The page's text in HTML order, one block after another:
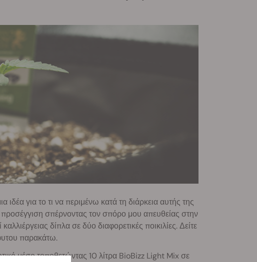
για το τι να περιμένω κατά τη διάρκεια αυτής της
σπέρνοντας τον σπόρο μου απευθείας στην
δίπλα σε δύο διαφορετικές ποικιλίες. Δείτε
παρακάτω.
μέσο τοποθετώντας 10 λίτρα BioBizz Light Mix σε